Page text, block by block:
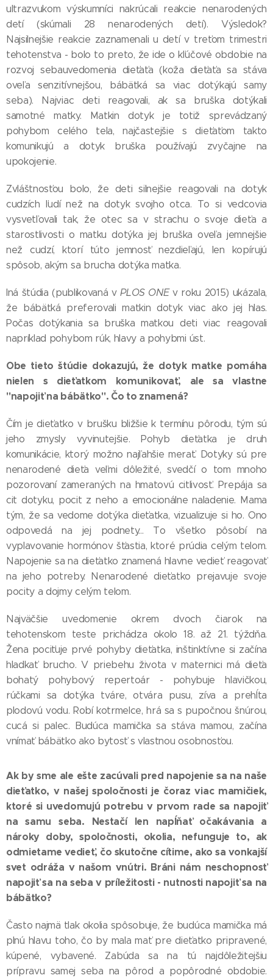
ultrazvukom výskumníci nakrúcali reakcie nenarodených
detí (skúmali 28 nenarodených detí). Výsledok?
Najsilnejšie reakcie zaznamenali u detí v treťom trimestri
tehotenstva - bolo to preto, že ide o kľúčové obdobie na
rozvoj sebauvedomenia dieťaťa (koža dieťaťa sa stáva
oveľa senzitívnejšou, bábätká sa viac dotýkajú samy
seba). Najviac deti reagovali, ak sa bruška dotýkali
samotné matky. Matkin dotyk je totiž sprevádzaný
pohybom celého tela, najčastejšie s dieťaťom takto
komunikujú a dotyk bruška používajú zvyčajne na
upokojenie.
Zvláštnosťou bolo, že deti silnejšie reagovali na dotyk
cudzích ľudí než na dotyk svojho otca. To si vedcovia
vysvetľovali tak, že otec sa v strachu o svoje dieťa a
starostlivosti o matku dotýka jej bruška oveľa jemnejšie
než cudzí, ktorí túto jemnosť nezdieľajú, len kopírujú
spôsob, akým sa brucha dotýka matka.
Iná štúdia (publikovaná vPLOS ONEv roku 2015) ukázala,
že bábätká preferovali matkin dotyk viac ako jej hlas.
Počas dotýkania sa bruška matkou deti viac reagovali
napríklad pohybom rúk, hlavy a pohybmi úst.
Obe tieto štúdie dokazujú, že dotyk matke pomáha
nielen s dieťatkom komunikovať, ale sa vlastne
"napojiť na bábätko". Čo to znamená?
Čím je dieťatko v brušku bližšie k termínu pôrodu, tým sú
jeho zmysly vyvinutejšie. Pohyb dieťatka je druh
komunikácie, ktorý možno najľahšie merať. Dotyky sú pre
nenarodené dieťa veľmi dôležité, svedčí o tom mnoho
pozorovaní zameraných na hmatovú citlivosť. Prepája sa
cit dotyku, pocit z neho a emocionálne naladenie. Mama
tým, že sa vedome dotýka dieťatka, vizualizuje si ho. Ono
odpovedá na jej podnety... To všetko pôsobí na
vyplavovanie hormónov šťastia, ktoré prúdia celým telom.
Napojenie sa na dieťatko znamená hlavne vedieť reagovať
na jeho potreby. Nenarodené dieťatko prejavuje svoje
pocity a dojmy celým telom.
Najväčšie uvedomenie okrem dvoch čiarok na
tehotenskom teste prichádza okolo 18. až 21. týždňa.
Žena pociťuje prvé pohyby dieťatka, inštinktívne si začína
hladkať brucho. V priebehu života v maternici má dieťa
bohatý pohybový repertoár - pohybuje hlavičkou,
rúčkami sa dotýka tváre, otvára pusu, zíva a prehĺta
plodovú vodu. Robí kotrmelce, hrá sa s pupočnou šnúrou,
cucá si palec. Budúca mamička sa stáva mamou, začína
vnímať bábätko ako bytosť s vlastnou osobnosťou.
Ak by sme ale ešte zacúvali pred napojenie sa na naše
dieťatko, v našej spoločnosti je čoraz viac mamičiek,
ktoré si uvedomujú potrebu v prvom rade sa napojiť
na samu seba. Nestačí len napĺňať očakávania a
nároky doby, spoločnosti, okolia, nefunguje to, ak
odmietame vedieť, čo skutočne cítime, ako sa vonkajší
svet odráža v našom vnútri. Bráni nám neschopnosť
napojiť sa na seba v príležitosti - nutnosti napojiť sa na
bábätko?
Často najmä tlak okolia spôsobuje, že budúca mamička má
plnú hlavu toho, čo by mala mať pre dieťatko pripravené,
kúpené, vybavené. Zabúda sa na tú najdôležitejšiu
prípravu samej seba na pôrod a popôrodné obdobie.